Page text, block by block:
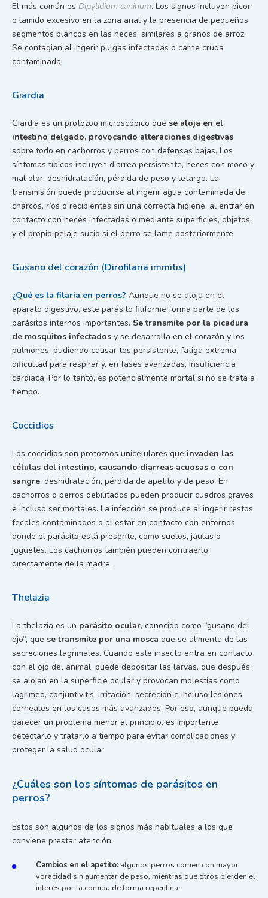
El más común es Dipylidium caninum. Los signos incluyen picor
o lamido excesivo en la zona anal y la presencia de pequeños
segmentos blancos en las heces, similares a granos de arroz.
Se contagian al ingerir pulgas infectadas o carne cruda
contaminada.
Giardia
Giardia es un protozoo microscópico que se aloja en el
intestino delgado, provocando alteraciones digestivas,
sobre todo en cachorros y perros con defensas bajas. Los
síntomas típicos incluyen diarrea persistente, heces con moco y
mal olor, deshidratación, pérdida de peso y letargo. La
transmisión puede producirse al ingerir agua contaminada de
charcos, ríos o recipientes sin una correcta higiene, al entrar en
contacto con heces infectadas o mediante superficies, objetos
y el propio pelaje sucio si el perro se lame posteriormente.
Gusano del corazón (Dirofilaria immitis)
¿Qué es la filaria en perros? Aunque no se aloja en el
aparato digestivo, este parásito filiforme forma parte de los
parásitos internos importantes. Se transmite por la picadura
de mosquitos infectados y se desarrolla en el corazón y los
pulmones, pudiendo causar tos persistente, fatiga extrema,
dificultad para respirar y, en fases avanzadas, insuficiencia
cardiaca. Por lo tanto, es potencialmente mortal si no se trata a
tiempo.
Coccidios
Los coccidios son protozoos unicelulares que invaden las
células del intestino, causando diarreas acuosas o con
sangre, deshidratación, pérdida de apetito y de peso. En
cachorros o perros debilitados pueden producir cuadros graves
e incluso ser mortales. La infección se produce al ingerir restos
fecales contaminados o al estar en contacto con entornos
donde el parásito está presente, como suelos, jaulas o
juguetes. Los cachorros también pueden contraerlo
directamente de la madre.
Thelazia
La thelazia es un parásito ocular, conocido como “gusano del
ojo”, que se transmite por una mosca que se alimenta de las
secreciones lagrimales. Cuando este insecto entra en contacto
con el ojo del animal, puede depositar las larvas, que después
se alojan en la superficie ocular y provocan molestias como
lagrimeo, conjuntivitis, irritación, secreción e incluso lesiones
corneales en los casos más avanzados. Por eso, aunque pueda
parecer un problema menor al principio, es importante
detectarlo y tratarlo a tiempo para evitar complicaciones y
proteger la salud ocular.
¿Cuáles son los síntomas de parásitos en
perros?
Estos son algunos de los signos más habituales a los que
conviene prestar atención:
Cambios en el apetito: algunos perros comen con mayor
voracidad sin aumentar de peso, mientras que otros pierden el
interés por la comida de forma repentina.